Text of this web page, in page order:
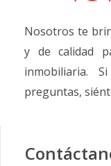
Nosotros te
y de calidad
inmobiliaria.
preguntas,